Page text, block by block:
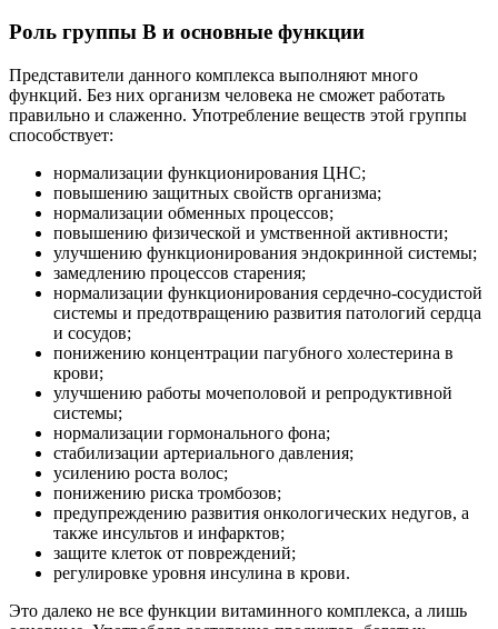
Роль группы В и основные функции
Представители данного комплекса выполняют много
функций. Без них организм человека не сможет работать
правильно и слаженно. Употребление веществ этой группы
способствует:
нормализации функционирования ЦНС;
повышению защитных свойств организма;
нормализации обменных процессов;
повышению физической и умственной активности;
улучшению функционирования эндокринной системы;
замедлению процессов старения;
нормализации функционирования сердечно-сосудистой
системы и предотвращению развития патологий сердца
и сосудов;
понижению концентрации пагубного холестерина в
крови;
улучшению работы мочеполовой и репродуктивной
системы;
нормализации гормонального фона;
стабилизации артериального давления;
усилению роста волос;
понижению риска тромбозов;
предупреждению развития онкологических недугов, а
также инсультов и инфарктов;
защите клеток от повреждений;
регулировке уровня инсулина в крови.
Это далеко не все функции витаминного комплекса, а лишь